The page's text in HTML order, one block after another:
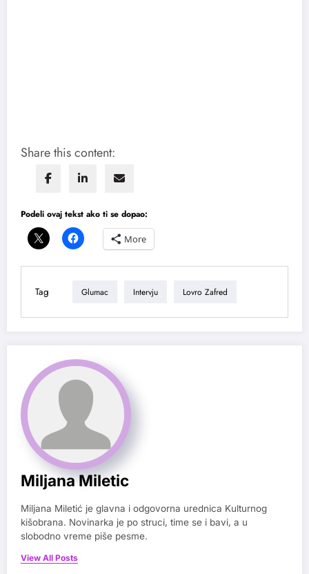
Share this content:
Podeli ovaj tekst ako ti se dopao:
More
Tag Glumac Intervju Lovro Zafred
Miljana Miletic
Miljana Miletić je glavna i odgovorna urednica Kulturnog
kišobrana. Novinarka je po struci, time se i bavi, a u
slobodno vreme piše pesme.
View All Posts